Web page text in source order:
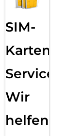
SIM-
Karten
Service:
Wir
helfen